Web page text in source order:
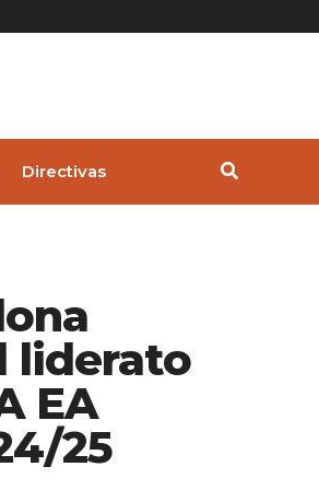
Directivas
liderato
EA
25